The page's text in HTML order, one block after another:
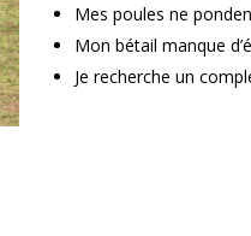
Mes poules ne
Mon bétail manque
Je recherche un